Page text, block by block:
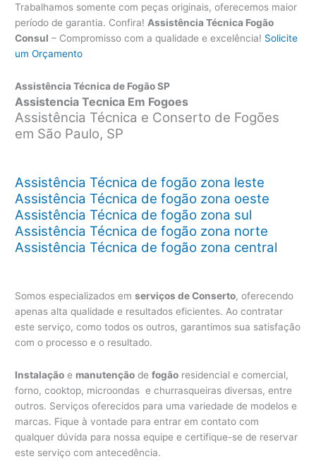
Trabalhamos somente com peças originais, oferecemos maior
período de garantia. Confira! Assistência Técnica Fogão
Consul – Compromisso com a qualidade e excelência! Solicite
um Orçamento
Assistência Técnica de Fogão SP
Assistencia Tecnica Em Fogoes
Assistência Técnica e Conserto de Fogões
em São Paulo, SP
Assistência Técnica de fogão zona leste
Assistência Técnica de fogão zona oeste
Assistência Técnica de fogão zona sul
Assistência Técnica de fogão zona norte
Assistência Técnica de fogão zona central
Somos especializados emserviços de Conserto, oferecendo
apenas alta qualidade e resultados eficientes. Ao contratar
este serviço, como todos os outros, garantimos sua satisfação
com o processo e o resultado.
Instalação e manutenção defogão residencial e comercial,
forno, cooktop, microondas e churrasqueiras diversas, entre
outros. Serviços oferecidos para uma variedade de modelos e
marcas. Fique à vontade para entrar em contato com
qualquer dúvida para nossa equipe e certifique-se de reservar
este serviço com antecedência.